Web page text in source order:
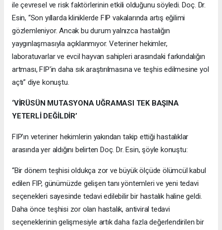
ile çevresel ve risk faktörlerinin etkili olduğunu söyledi. Doç. Dr.
Esin, “Son yıllarda kliniklerde FIP vakalarında artış eğilimi
gözlemleniyor. Ancak bu durum yalnızca hastalığın
yaygınlaşmasıyla açıklanmıyor. Veteriner hekimler,
laboratuvarlar ve evcil hayvan sahipleri arasındaki farkındalığın
artması, FIP'in daha sık araştırılmasına ve teşhis edilmesine yol
açtı” diye konuştu.
‘VİRÜSÜN MUTASYONA UĞRAMASI TEK BAŞINA
YETERLİ DEĞİLDİR’
FIP’ın veteriner hekimlerin yakından takip ettiği hastalıklar
arasında yer aldığını belirten Doç. Dr. Esin, şöyle konuştu:
“Bir dönem teşhisi oldukça zor ve büyük ölçüde ölümcül kabul
edilen FIP, günümüzde gelişen tanı yöntemleri ve yeni tedavi
seçenekleri sayesinde tedavi edilebilir bir hastalık haline geldi.
Daha önce teşhisi zor olan hastalık, antiviral tedavi
seçeneklerinin gelişmesiyle artık daha fazla değerlendirilen bir